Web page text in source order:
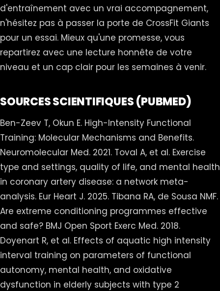
d'entraînement avec un vrai accompagnement,
n'hésitez pas à passer la porte de CrossFit Giants
pour un essai. Mieux qu'une promesse, vous
repartirez avec une lecture honnête de votre
niveau et un cap clair pour les semaines à venir.
SOURCES SCIENTIFIQUES (PUBMED)
Ben-Zeev T, Okun E. High-Intensity Functional
Training: Molecular Mechanisms and Benefits.
Neuromolecular Med. 2021. Toval A, et al. Exercise
type and settings, quality of life, and mental health
in coronary artery disease: a network meta-
analysis. Eur Heart J. 2025. Tibana RA, de Sousa NMF.
Are extreme conditioning programmes effective
and safe? BMJ Open Sport Exerc Med. 2018.
Doyenart R, et al. Effects of aquatic high intensity
interval training on parameters of functional
autonomy, mental health, and oxidative
dysfunction in elderly subjects with type 2